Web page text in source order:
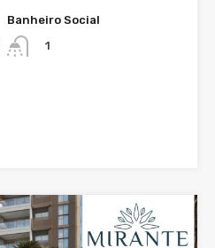
Banheiro Social
1